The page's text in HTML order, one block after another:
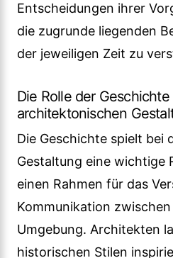
Entscheidungen ihrer
die zugrunde liegenden
der jeweiligen Zeit zu
Die Rolle der
architektonischen
Die Geschichte spielt bei
Gestaltung eine wichtige
einen Rahmen für das
Kommunikation
Umgebung. Architekten
historischen Stilen